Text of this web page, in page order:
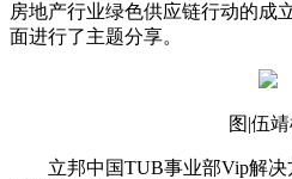
房地产行业绿色供应链行动的成
面进行了主题分享。
图|伍
立邦中国TUB事业部Vip解决